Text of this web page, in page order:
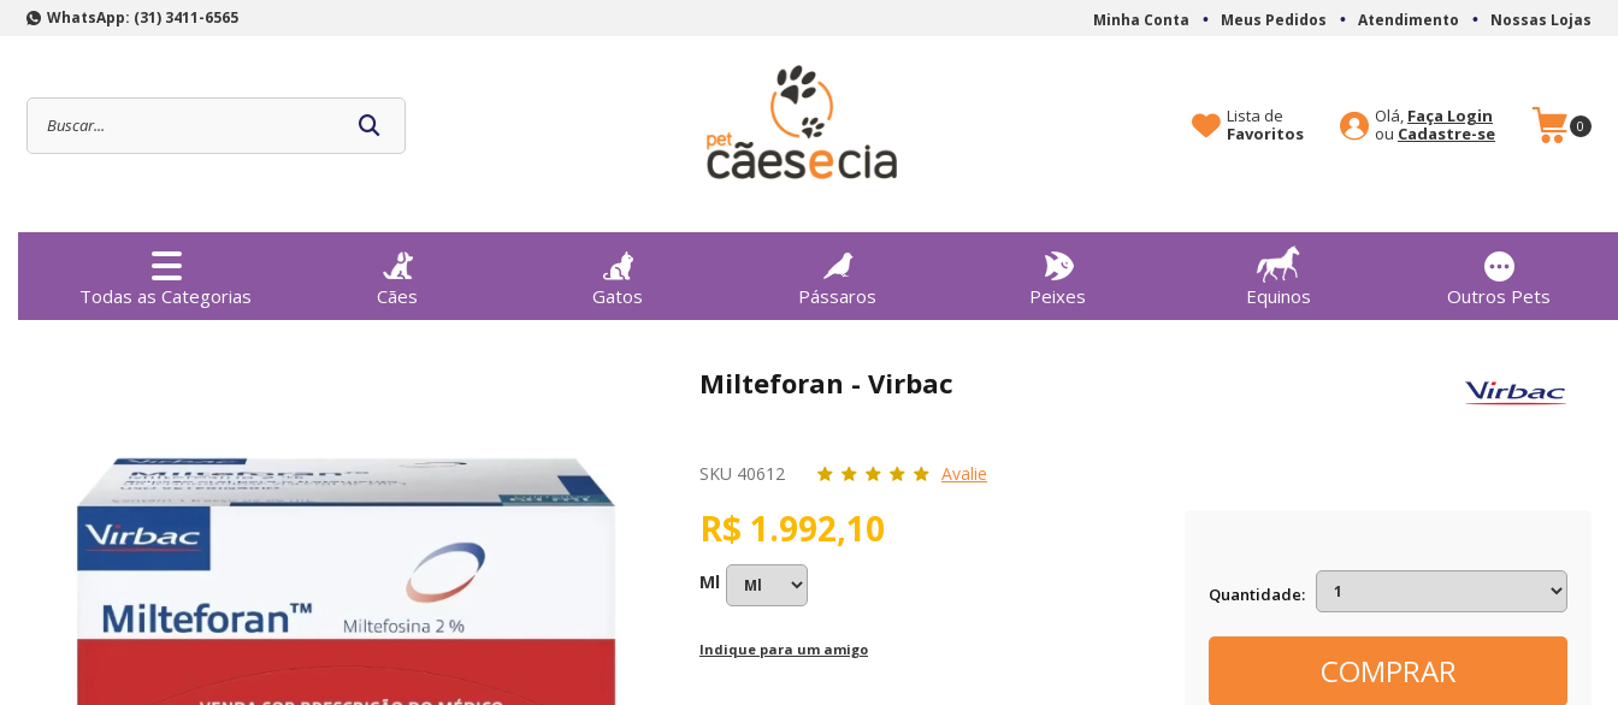
WhatsApp: (31) 3411-6565 Minha Conta Meus Pedidos Atendimento Nossas Lojas
0
Olá, Faça Login
Cadastre-se
Lista de
Favoritos
Todas as Categorias Cães Gatos Pássaros Peixes Equinos Outros Pets
Milteforan - Virbac
SKU 40612 Avalie
R$ 1.992,10
Ml
Indique para um amigo
Quantidade
COMPRAR